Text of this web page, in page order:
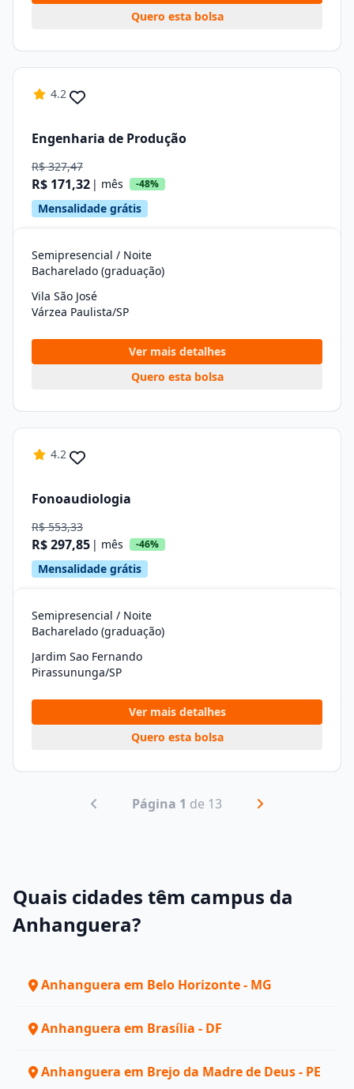
Quero esta bolsa
4.2
Engenharia de Produção
R$ 327,47
R$ 171,32 | mês -48%
Mensalidade grátis
Semipresencial / Noite
Bacharelado (graduação)
Vila São José
Várzea Paulista/SP
Ver mais detalhes
Quero esta bolsa
4.2
Fonoaudiologia
R$ 553,33
R$ 297,85 | mês -46%
Mensalidade grátis
Semipresencial / Noite
Bacharelado (graduação)
Jardim Sao Fernando
Pirassununga/SP
Ver mais detalhes
Quero esta bolsa
Página 1 de 13
Quais cidades têm campus da
Anhanguera?
Anhanguera em Belo Horizonte - MG
Anhanguera em Brasília - DF
Anhanguera em Brejo da Madre de Deus - PE